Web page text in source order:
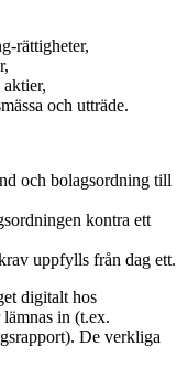
rättigheter,
och utträde.
och bolagsordning till
kontra ett
uppfylls från dag ett.
digitalt hos
in (t.ex.
De verkliga